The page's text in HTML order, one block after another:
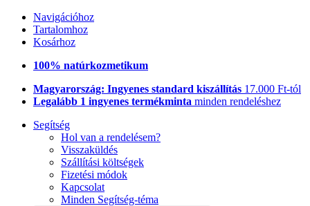
Navigációhoz
Tartalomhoz
Kosárhoz
100% natúrkozmetikum
Magyarország: Ingyenes standard kiszállítás 17.000 Ft-tól
Legalább 1 ingyenes termékminta minden rendeléshez
Segítség
Hol van a rendelésem?
Visszaküldés
Szállítási költségek
Fizetési módok
Kapcsolat
Minden Segítség-téma